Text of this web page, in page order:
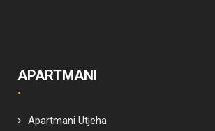
APARTMANI
Apartmani Utjeha